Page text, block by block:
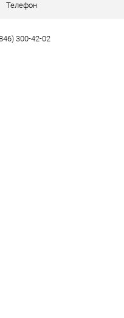
Телефон
300-42-02